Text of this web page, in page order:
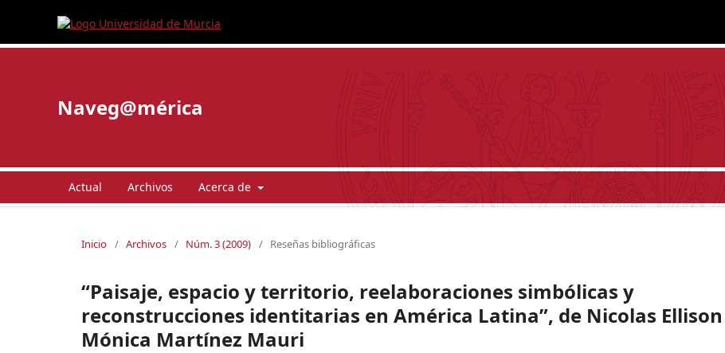
Naveg@mérica
Actual Archivos Acerca de
Inicio / Archivos / Núm. 3 (2009) / Reseñas bibliográficas
“Paisaje, espacio y territorio, reelaboraciones simbólicas y
reconstrucciones identitarias en América Latina”, de Nicolas
Mónica Martínez Mauri